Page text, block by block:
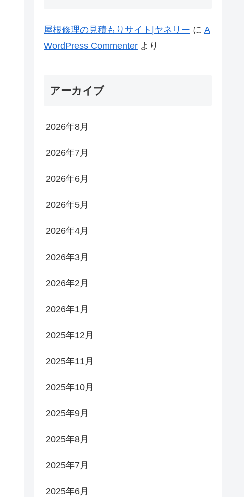
屋根修理の見積もりサイト|ヤネリー に A
WordPress Commenter より
アーカイブ
2026年8月
2026年7月
2026年6月
2026年5月
2026年4月
2026年3月
2026年2月
2026年1月
2025年12月
2025年11月
2025年10月
2025年9月
2025年8月
2025年7月
2025年6月